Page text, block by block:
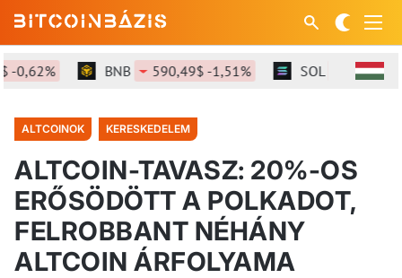
BNB 590,49$ -1,51% SOL 72,81$ -
ALTCOINOK KERESKEDELEM
ALTCOIN-TAVASZ: 20%-OS
ERŐSÖDÖTT A POLKADOT,
FELROBBANT NÉHÁNY
ALTCOIN ÁRFOLYAMA